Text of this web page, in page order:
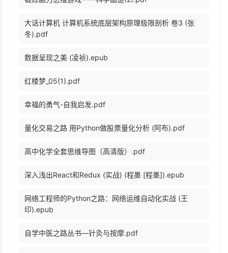
大话计算机 计算机系统底层架构原理极限剖析 卷3 (张
冬).pdf
数据呈现之美 (凌祯).epub
红楼梦_05(1).pdf
幸福的勇气-自我启发.pdf
量化交易之路 用Python做股票量化分析 (阿布).pdf
高中化学全套思维导图（高清版）.pdf
深入浅出React和Redux (实战) (程墨 [程墨]).epub
网络工程师的Python之路：网络运维自动化实战 (王
印).epub
自学中医之路丛书—针灸与按摩.pdf